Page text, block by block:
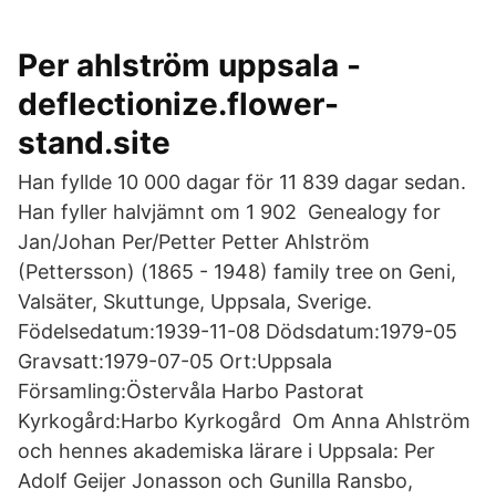
Per ahlström uppsala -
deflectionize.flower-
stand.site
Han fyllde 10 000 dagar för 11 839 dagar sedan.
Han fyller halvjämnt om 1 902 Genealogy for
Jan/Johan Per/Petter Petter Ahlström
(Pettersson) (1865 - 1948) family tree on Geni,
Valsäter, Skuttunge, Uppsala, Sverige.
Födelsedatum:1939-11-08 Dödsdatum:1979-05
Gravsatt:1979-07-05 Ort:Uppsala
Församling:Östervåla Harbo Pastorat
Kyrkogård:Harbo Kyrkogård Om Anna Ahlström
och hennes akademiska lärare i Uppsala: Per
Adolf Geijer Jonasson och Gunilla Ransbo,